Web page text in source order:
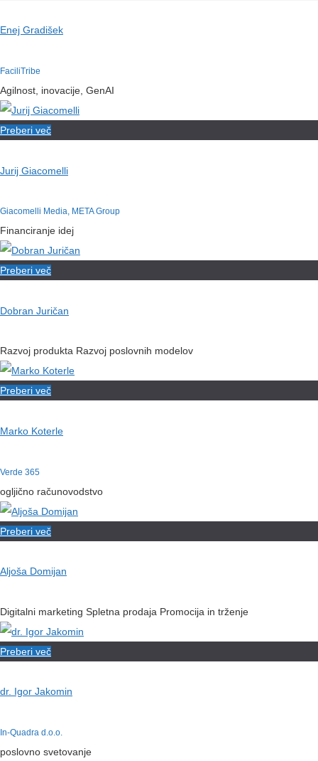
Enej Gradišek
FaciliTribe
Agilnost, inovacije, GenAI
Preberi več
Jurij Giacomelli
Giacomelli Media, META Group
Financiranje idej
Preberi več
Dobran Juričan
Razvoj produkta Razvoj poslovnih modelov
Preberi več
Marko Koterle
Verde 365
ogljično računovodstvo
Preberi več
Aljoša Domijan
Digitalni marketing Spletna prodaja Promocija in trženje
Preberi več
dr. Igor Jakomin
In-Quadra d.o.o.
poslovno svetovanje